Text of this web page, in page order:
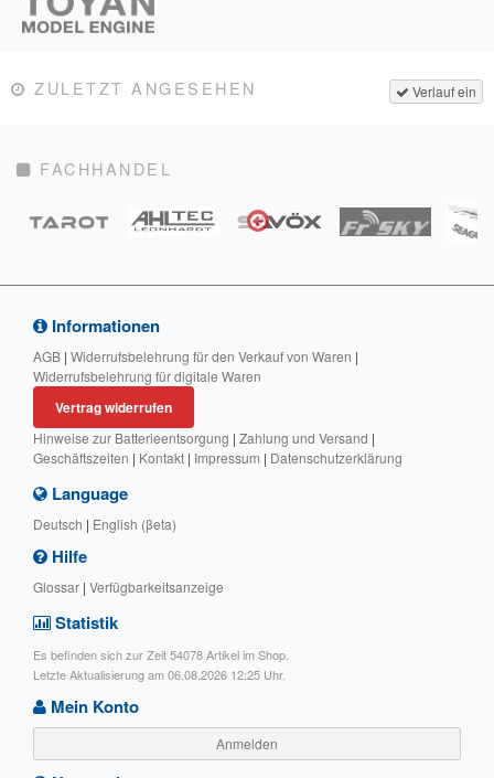
Verlauf ein
ZULETZT ANGESEHEN
FACHHANDEL
Informationen
AGB | Widerrufsbelehrung für den Verkauf von Waren |
Widerrufsbelehrung für digitale Waren
Vertrag widerrufen
Hinweise zur Batterieentsorgung | Zahlung und Versand |
Geschäftszeiten | Kontakt | Impressum | Datenschutzerklärung
Language
Deutsch | English (βeta)
Hilfe
Glossar | Verfügbarkeitsanzeige
Statistik
Es befinden sich zur Zeit 54078 Artikel im Shop.
Letzte Aktualisierung am 06.08.2026 12:25 Uhr.
Mein Konto
Anmelden